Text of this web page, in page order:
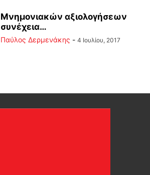
Μνημονιακών αξιολογήσεων
συνέχεια…
Παύλος Δερμενάκης - 4 Ιουλίου, 2017